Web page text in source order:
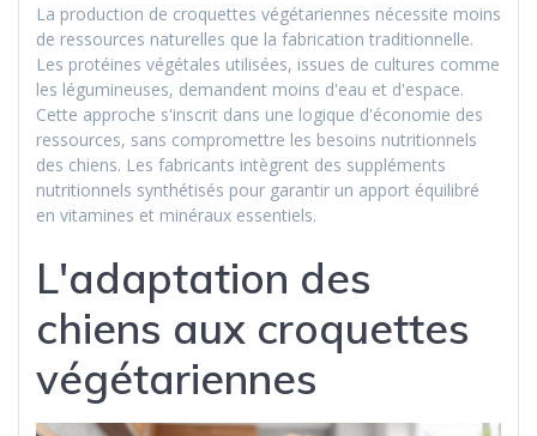
La production de croquettes végétariennes nécessite moins
de ressources naturelles que la fabrication traditionnelle.
Les protéines végétales utilisées, issues de cultures comme
les légumineuses, demandent moins d'eau et d'espace.
Cette approche s'inscrit dans une logique d'économie des
ressources, sans compromettre les besoins nutritionnels
des chiens. Les fabricants intègrent des suppléments
nutritionnels synthétisés pour garantir un apport équilibré
en vitamines et minéraux essentiels.
L'adaptation des
chiens aux croquettes
végétariennes